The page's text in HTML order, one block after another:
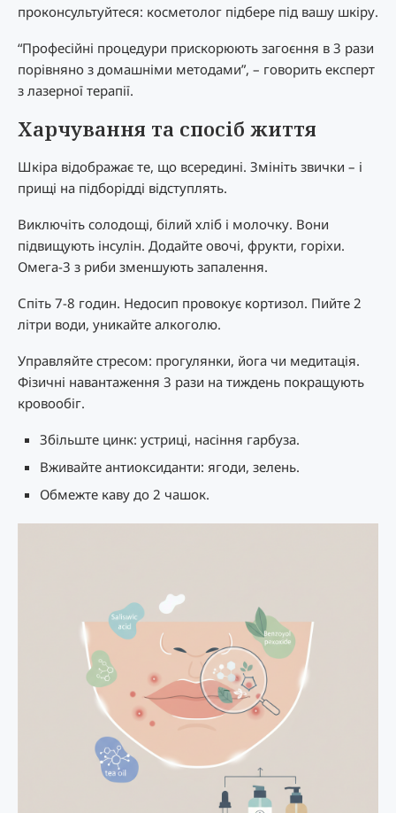
проконсультуйтеся: косметолог підбере під вашу шкіру.
“Професійні процедури прискорюють загоєння в 3 рази
порівняно з домашніми методами”, – говорить експерт
з лазерної терапії.
Харчування та спосіб життя
Шкіра відображає те, що всередині. Змініть звички – і
прищі на підборідді відступлять.
Виключіть солодощі, білий хліб і молочку. Вони
підвищують інсулін. Додайте овочі, фрукти, горіхи.
Омега-3 з риби зменшують запалення.
Спіть 7-8 годин. Недосип провокує кортизол. Пийте 2
літри води, уникайте алкоголю.
Управляйте стресом: прогулянки, йога чи медитація.
Фізичні навантаження 3 рази на тиждень покращують
кровообіг.
Збільште цинк: устриці, насіння гарбуза.
Вживайте антиоксиданти: ягоди, зелень.
Обмежте каву до 2 чашок.